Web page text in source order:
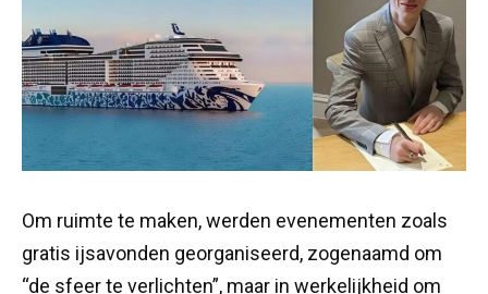
Om ruimte te maken, werden evenementen zoals
gratis ijsavonden georganiseerd, zogenaamd om
“de sfeer te verlichten”, maar in werkelijkheid om